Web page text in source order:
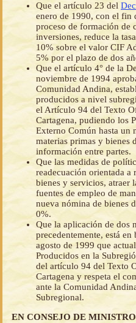
Que el artículo 23 del
enero de 1990, con el fin
proceso de formación de
inversiones, reduce la
10% sobre el valor CIF
5% por el plazo de dos
Que el artículo 4° de la
noviembre de 1994
Comunidad Andina,
producidos a nivel
el Artículo 94 del Texto
Cartagena, pudiendo los
Externo Común hasta un
materias primas y bienes
información entre partes.
Que las medidas de
readecuación orientada a
bienes y servicios, atraer
fuentes de empleo de
nueva nómina de bienes
0%.
Que la aplicación de dos
precedentemente, está
agosto de 1999 que
Producidos en la
del artículo 94 del Texto
Cartagena y respeta el
ante la Comunidad
Subregional.
EN CONSEJO DE